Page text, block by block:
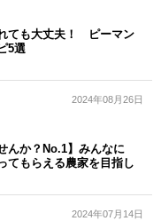
ても大丈夫！ ピーマン
5選
2024年08月26日
んか？No.1】みんなに
てもらえる農家を目指し
2024年07月14日